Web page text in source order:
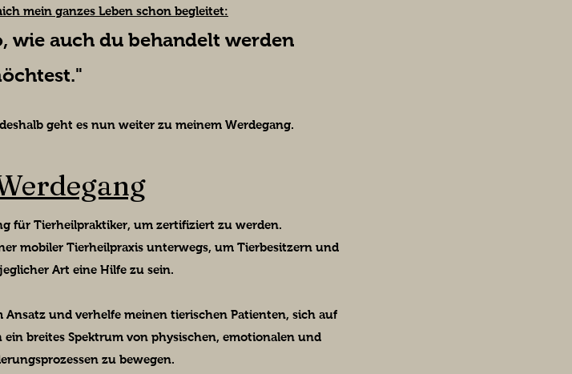
mein ganzes Leben schon begleitet:
wie auch du behandelt werden
geht es nun weiter zu meinem Werdegang.
für Tierheilpraktiker, um zertifiziert zu werden.
mobiler Tierheilpraxis unterwegs, um Tierbesitzern und
Art eine Hilfe zu sein.
und verhelfe meinen tierischen Patienten, sich auf
breites Spektrum von physischen, emotionalen und
zu bewegen.